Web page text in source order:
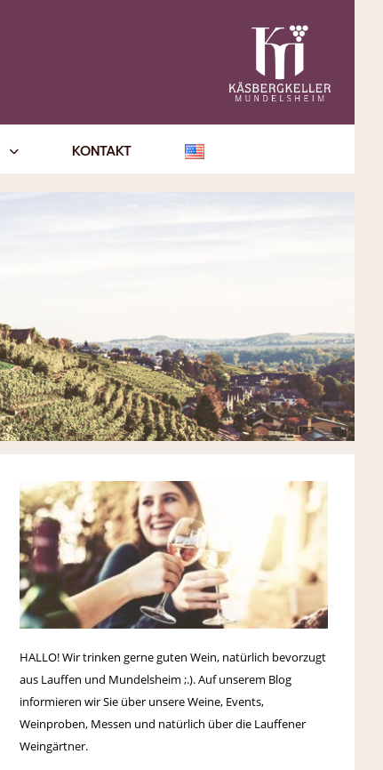
KONTAKT
HALLO! Wir trinken gerne guten Wein, natürlich bevorzugt
aus Lauffen und Mundelsheim ;.). Auf unserem Blog
informieren wir Sie über unsere Weine, Events,
Weinproben, Messen und natürlich über die Lauffener
Weingärtner.